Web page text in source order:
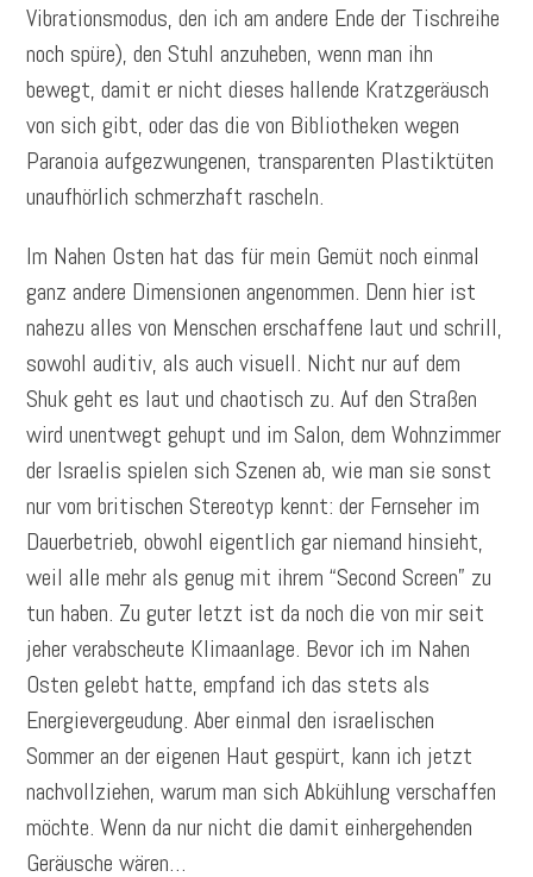
Vibrationsmodus, den ich am andere Ende der Tischreihe
noch spüre), den Stuhl anzuheben, wenn man ihn
bewegt, damit er nicht dieses hallende Kratzgeräusch
von sich gibt, oder das die von Bibliotheken wegen
Paranoia aufgezwungenen, transparenten Plastiktüten
unaufhörlich schmerzhaft rascheln.
Im Nahen Osten hat das für mein Gemüt noch einmal
ganz andere Dimensionen angenommen. Denn hier ist
nahezu alles von Menschen erschaffene laut und schrill,
sowohl auditiv, als auch visuell. Nicht nur auf dem
Shuk geht es laut und chaotisch zu. Auf den Straßen
wird unentwegt gehupt und im Salon, dem Wohnzimmer
der Israelis spielen sich Szenen ab, wie man sie sonst
nur vom britischen Stereotyp kennt: der Fernseher im
Dauerbetrieb, obwohl eigentlich gar niemand hinsieht,
weil alle mehr als genug mit ihrem “Second Screen” zu
tun haben. Zu guter letzt ist da noch die von mir seit
jeher verabscheute Klimaanlage. Bevor ich im Nahen
Osten gelebt hatte, empfand ich das stets als
Energievergeudung. Aber einmal den israelischen
Sommer an der eigenen Haut gespürt, kann ich jetzt
nachvollziehen, warum man sich Abkühlung verschaffen
möchte. Wenn da nur nicht die damit einhergehenden
Geräusche wären…